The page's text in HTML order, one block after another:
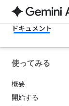
ドキュメント
使ってみる
概要
開始する